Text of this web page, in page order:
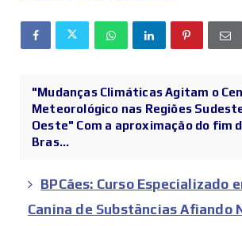
"Mudanças Climáticas Agitam o
Meteorológico nas Regiões
Oeste" Com a aproximação do fim
Bras...
BPCães: Curso Especializado
Canina de Substâncias Afiando